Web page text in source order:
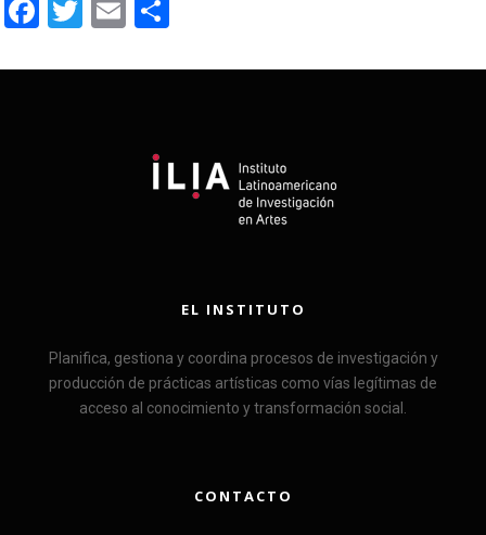
Facebook
Twitter
Email
EL INSTITUTO
Planifica, gestiona y coordina procesos de investigación y
producción de prácticas artísticas como vías legítimas de
acceso al conocimiento y transformación social.
CONTACTO